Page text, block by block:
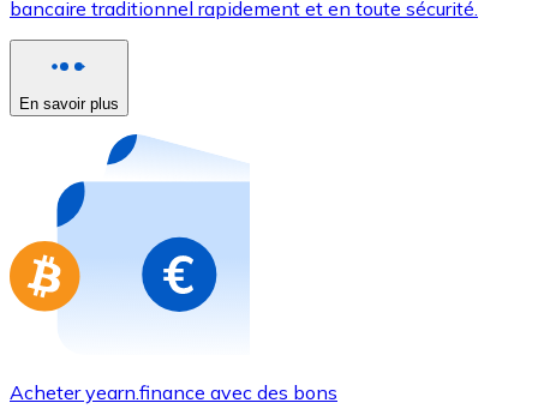
Acheter avec carte
Nouveau
Achetez des cartes-cadeaux de vos marques
Aller à la boutique de cartes-cadeaux
bancaire traditionnel rapidement et en toute sécurité.
En savoir plus
Acheter yearn.finance avec des bons